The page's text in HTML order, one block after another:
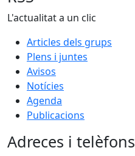
L'actualitat a un clic
Articles dels grups
Plens i juntes
Avisos
Notícies
Agenda
Publicacions
Adreces i telèfons